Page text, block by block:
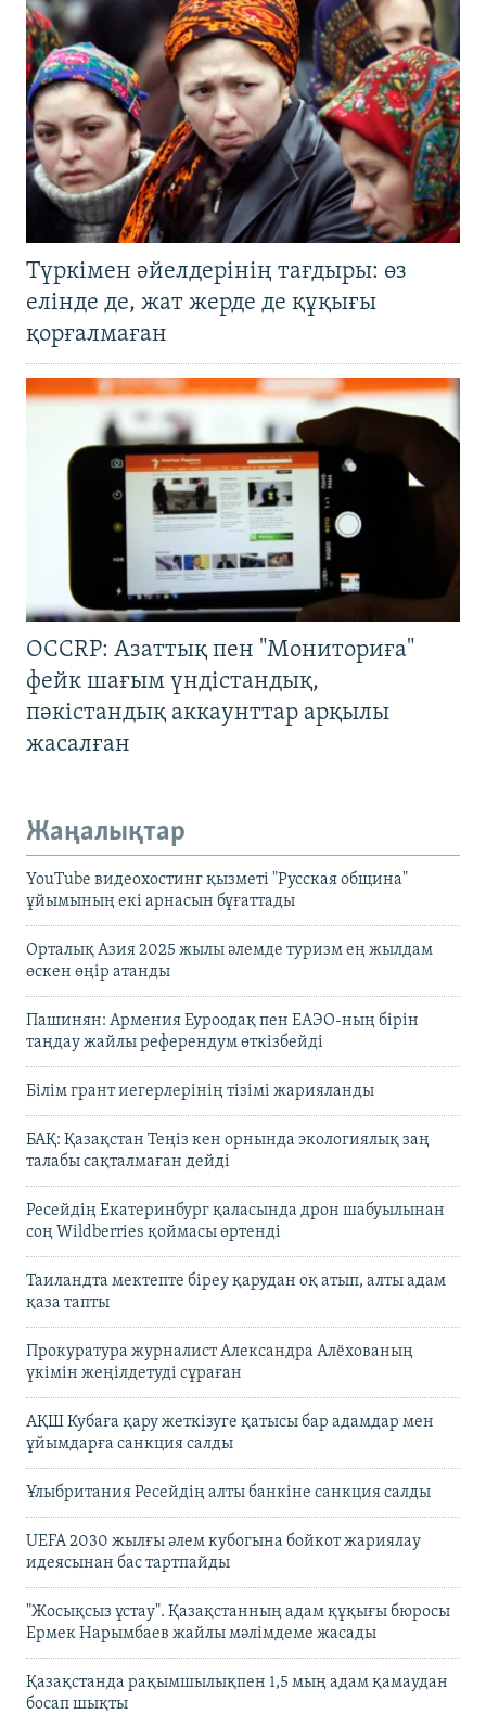
Түркімен әйелдерінің тағдыры: өз
елінде де, жат жерде де құқығы
қорғалмаған
OCCRP: Азаттық пен "Мониториға"
фейк шағым үндістандық,
пәкістандық аккаунттар арқылы
жасалған
Жаңалықтар
YouTube видеохостинг қызметі "Русская община"
ұйымының екі арнасын бұғаттады
Орталық Азия 2025 жылы әлемде туризм ең жылдам
өскен өңір атанды
Пашинян: Армения Еуроодақ пен ЕАЭО-ның бірін
таңдау жайлы референдум өткізбейді
Білім грант иегерлерінің тізімі жарияланды
БАҚ: Қазақстан Теңіз кен орнында экологиялық заң
талабы сақталмаған дейді
Ресейдің Екатеринбург қаласында дрон шабуылынан
соң Wildberries қоймасы өртенді
Таиландта мектепте біреу қарудан оқ атып, алты адам
қаза тапты
Прокуратура журналист Александра Алёхованың
үкімін жеңілдетуді сұраған
АҚШ Кубаға қару жеткізуге қатысы бар адамдар мен
ұйымдарға санкция салды
Ұлыбритания Ресейдің алты банкіне санкция салды
UEFA 2030 жылғы әлем кубогына бойкот жариялау
идеясынан бас тартпайды
"Жосықсыз ұстау". Қазақстанның адам құқығы бюросы
Ермек Нарымбаев жайлы мәлімдеме жасады
Қазақстанда рақымшылықпен 1,5 мың адам қамаудан
босап шықты